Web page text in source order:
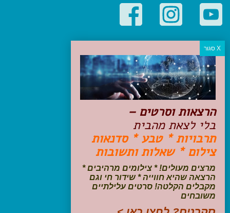
קטגוריות פופולריות
יעדים
טיולים בישראל
מלונות בוטיק בישראל
טיפים והמלצות
הכנות לנסיעה
טיולי ג'יפים
טיולים עם ילדים
שייט, הפלגות, קרוזים
עקבו אחרינו בפייסבוק
הרצאות וסרטים –
בלי לצאת מהבית
תרבויות * טבע * סדנאות
צילום * שאלות ותשובות
מרצים מעולים! * צילומים מרהיבים *
הרצאה שהיא חווייה * שידור חי וגם
מקבלים הקלטה! סרטים עלילתיים
משובחים